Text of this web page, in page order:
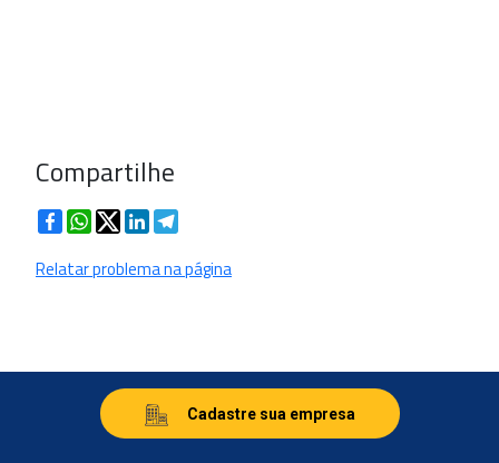
Compartilhe
FacebookWhatsApp
TwitterLinkedIn
Relatar problema na página
Cadastre sua empresa